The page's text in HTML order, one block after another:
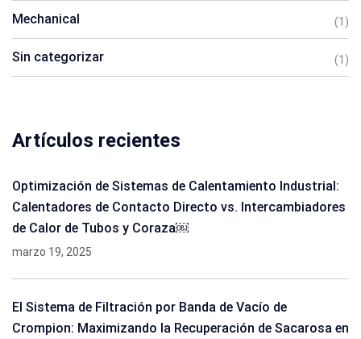
Mechanical (1)
Sin categorizar (1)
Artículos recientes
Optimización de Sistemas de Calentamiento Industrial:
Calentadores de Contacto Directo vs. Intercambiadores
de Calor de Tubos y Coraza￼
marzo 19, 2025
El Sistema de Filtración por Banda de Vacío de
Crompion: Maximizando la Recuperación de Sacarosa en